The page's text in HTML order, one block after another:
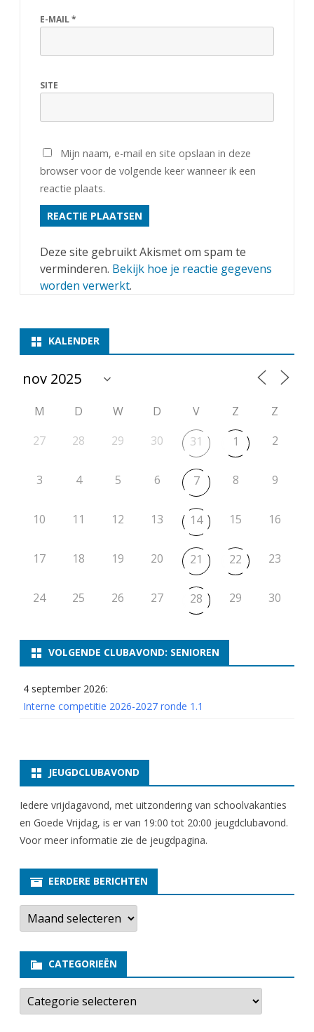
E-MAIL*
SITE
Mijn naam, e-mail en site opslaan in deze
browser voor de volgende keer wanneer ik een
reactie plaats.
Deze site gebruikt Akismet om spam te
verminderen. Bekijk hoe je reactie gegevens
worden verwerkt.
KALENDER
M D W D V Z
Z
27
28 29 30 31 1 2
3 4 5 6 7 8 9
10 11 12 13 14 15 16
17 18 19 20 21 22 23
24 25 26 27 28 29 30
VOLGENDE CLUBAVOND: SENIOREN
4 september 2026:
Interne competitie 2026-2027 ronde 1.1
JEUGDCLUBAVOND
Iedere vrijdagavond, met uitzondering van schoolvakanties
en Goede Vrijdag, is er van 19:00 tot 20:00 jeugdclubavond.
Voor meer informatie zie de jeugdpagina.
EERDERE BERICHTEN
E
r
e
e
b
r
CATEGORIEËN
C
t